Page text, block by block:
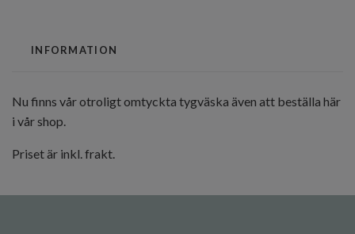
INFORMATION
Nu finns vår otroligt omtyckta tygväska även att beställa här
i vår shop.
Priset är inkl. frakt.